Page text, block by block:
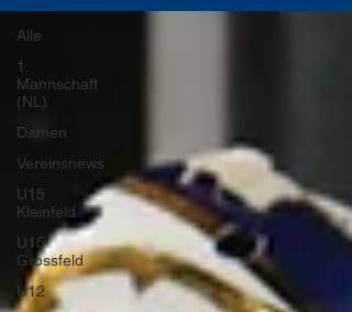
Alle
1.
Mannschaft
(NL)
Damen
Vereinsnews
U15
Kleinfeld
U15
Grossfeld
U12